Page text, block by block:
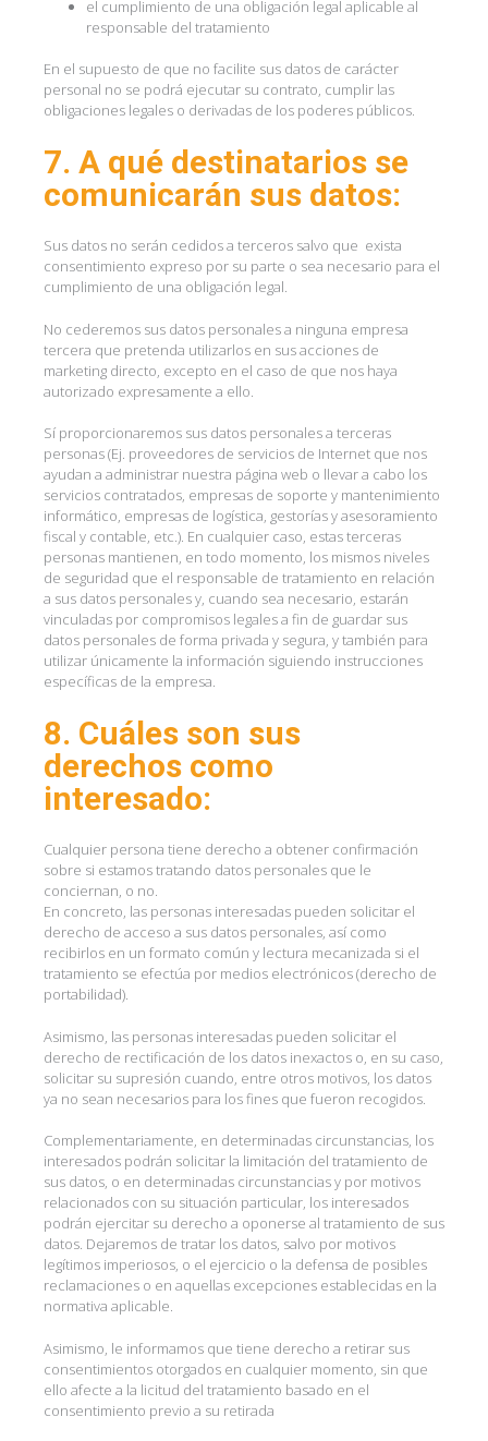
el cumplimiento de una obligación legal aplicable al
responsable del tratamiento
En el supuesto de que no facilite sus datos de carácter
personal no se podrá ejecutar su contrato, cumplir las
obligaciones legales o derivadas de los poderes públicos.
7. A qué destinatarios se
comunicarán sus datos:
Sus datos no serán cedidos a terceros salvo que exista
consentimiento expreso por su parte o sea necesario para el
cumplimiento de una obligación legal.
No cederemos sus datos personales a ninguna empresa
tercera que pretenda utilizarlos en sus acciones de
marketing directo, excepto en el caso de que nos haya
autorizado expresamente a ello.
Sí proporcionaremos sus datos personales a terceras
personas (Ej. proveedores de servicios de Internet que nos
ayudan a administrar nuestra página web o llevar a cabo los
servicios contratados, empresas de soporte y mantenimiento
informático, empresas de logística, gestorías y asesoramiento
fiscal y contable, etc.). En cualquier caso, estas terceras
personas mantienen, en todo momento, los mismos niveles
de seguridad que el responsable de tratamiento en relación
a sus datos personales y, cuando sea necesario, estarán
vinculadas por compromisos legales a fin de guardar sus
datos personales de forma privada y segura, y también para
utilizar únicamente la información siguiendo instrucciones
específicas de la empresa.
8. Cuáles son sus
derechos como
interesado:
Cualquier persona tiene derecho a obtener confirmación
sobre si estamos tratando datos personales que le
conciernan, o no.
En concreto, las personas interesadas pueden solicitar el
derecho de acceso a sus datos personales, así como
recibirlos en un formato común y lectura mecanizada si el
tratamiento se efectúa por medios electrónicos (derecho de
portabilidad).
Asimismo, las personas interesadas pueden solicitar el
derecho de rectificación de los datos inexactos o, en su caso,
solicitar su supresión cuando, entre otros motivos, los datos
ya no sean necesarios para los fines que fueron recogidos.
Complementariamente, en determinadas circunstancias, los
interesados podrán solicitar la limitación del tratamiento de
sus datos, o en determinadas circunstancias y por motivos
relacionados con su situación particular, los interesados
podrán ejercitar su derecho a oponerse al tratamiento de sus
datos. Dejaremos de tratar los datos, salvo por motivos
legítimos imperiosos, o el ejercicio o la defensa de posibles
reclamaciones o en aquellas excepciones establecidas en la
normativa aplicable.
Asimismo, le informamos que tiene derecho a retirar sus
consentimientos otorgados en cualquier momento, sin que
ello afecte a la licitud del tratamiento basado en el
consentimiento previo a su retirada